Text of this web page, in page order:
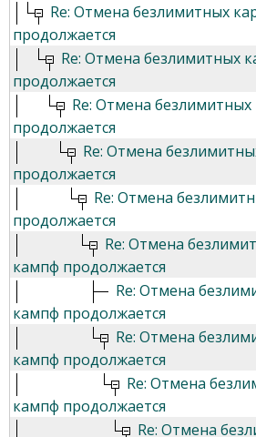
Re: Отмена безлимитных
продолжается
Re: Отмена безлимитных
продолжается
Re: Отмена
продолжается
Re: Отмена
продолжается
Re: Отмена
продолжается
Re: Отмена
кампф продолжается
Re: Отмена
кампф продолжается
Re: Отмена
кампф продолжается
Re: Отмена
кампф продолжается
Re: Отмена